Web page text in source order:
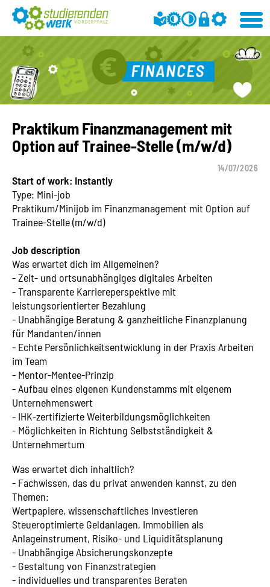
Praktikum Finanzmanagement mit
Option auf Trainee-Stelle (m/w/d)
14/07/2026
Start of work: Instantly
Type: Mini-job
Praktikum/Minijob im Finanzmanagement mit Option auf
Trainee-Stelle (m/w/d)
Job description
Was erwartet dich im Allgemeinen?
- Zeit- und ortsunabhängiges digitales Arbeiten
- Transparente Karriereperspektive mit
leistungsorientierter Bezahlung
- Unabhängige Beratung & ganzheitliche Finanzplanung
für Mandanten/innen
- Echte Persönlichkeitsentwicklung in der Praxis Arbeiten
im Team
- Mentor-Mentee-Prinzip
- Aufbau eines eigenen Kundenstamms mit eigenem
Unternehmenswert
- IHK-zertifizierte Weiterbildungsmöglichkeiten
- Möglichkeiten in Richtung Selbstständigkeit &
Unternehmertum
Was erwartet dich inhaltlich?
- Fachwissen, das du privat anwenden kannst, zu den
Themen:
Wertpapiere, wissenschaftliches Investieren
Steueroptimierte Geldanlagen, Immobilien als
Anlageinstrument, Risiko- und Liquiditätsplanung
- Unabhängige Absicherungskonzepte
- Gestaltung von Finanzstrategien
- individuelles und transparentes Beraten